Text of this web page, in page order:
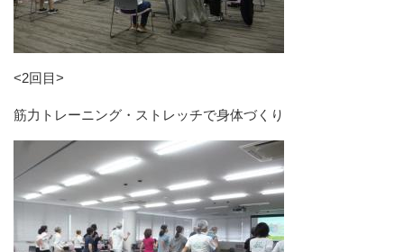
<2回目>
筋力トレーニング・ストレッチで身体づくり